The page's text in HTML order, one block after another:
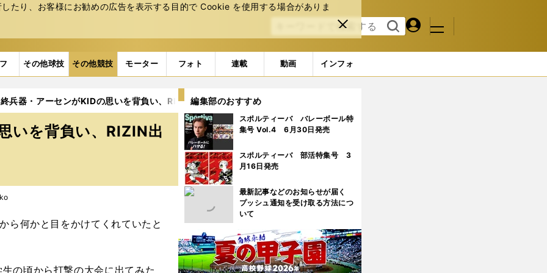
たり、お客様にお勧めの広告を表⽰する⽬的で Cookie を使⽤する場合がありま
閉じ
る
検索
る
マイペ
ジ
メニュ
その他球技 その他競技 モーター フォト 連載 動画 インフォ
兵器・アーセンがKIDの思いを背負い、RIZIN出陣 5ページ目
いを背負い、RIZIN出
何かと目をかけてくれていたと
の頃から打撃の大会に出てみた
編集部のおすすめ
スポルティーバ バレーボール特
集号 Vol.4 6月30日発売
スポルティーバ 部活特集号 3
月16日発売
最新記事などのお知らせが届く
プッシュ通知を受け取る方法につ
いて